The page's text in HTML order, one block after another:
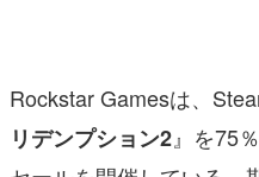
その他
Rockstar Gamesは、
リデンプション2』を75